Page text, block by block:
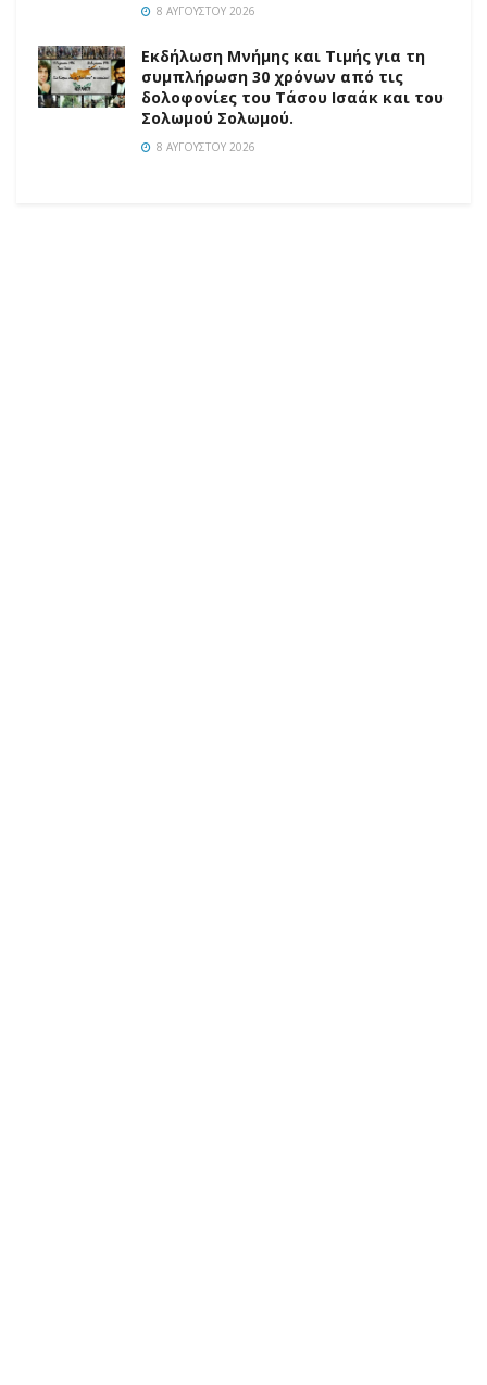
8 ΑΥΓΟΎΣΤΟΥ 2026
Εκδήλωση Μνήμης και Τιμής για τη
συμπλήρωση 30 χρόνων από τις
δολοφονίες του Τάσου Ισαάκ και του
Σολωμού Σολωμού.
8 ΑΥΓΟΎΣΤΟΥ 2026